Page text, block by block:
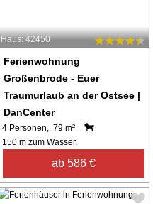
Haus: 42450
Ferienwohnung
Großenbrode - Euer
Traumurlaub an der Ostsee |
DanCenter
4 Personen, 79 m²
150 m zum Wasser.
ab 586 €